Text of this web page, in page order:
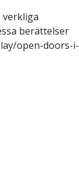
verkliga
berättelser
open-doors-i-